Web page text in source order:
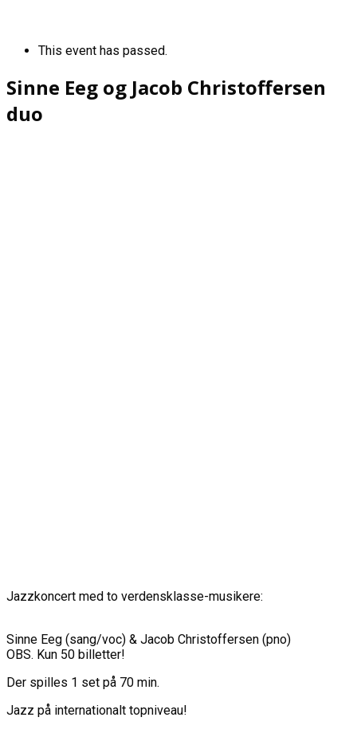
This event has passed.
Sinne Eeg og Jacob Christoffersen
duo
Jazzkoncert med to verdensklasse-musikere:
Sinne Eeg (sang/voc) & Jacob Christoffersen (pno)
OBS. Kun 50 billetter!
Der spilles 1 set på 70 min.
Jazz på internationalt topniveau!